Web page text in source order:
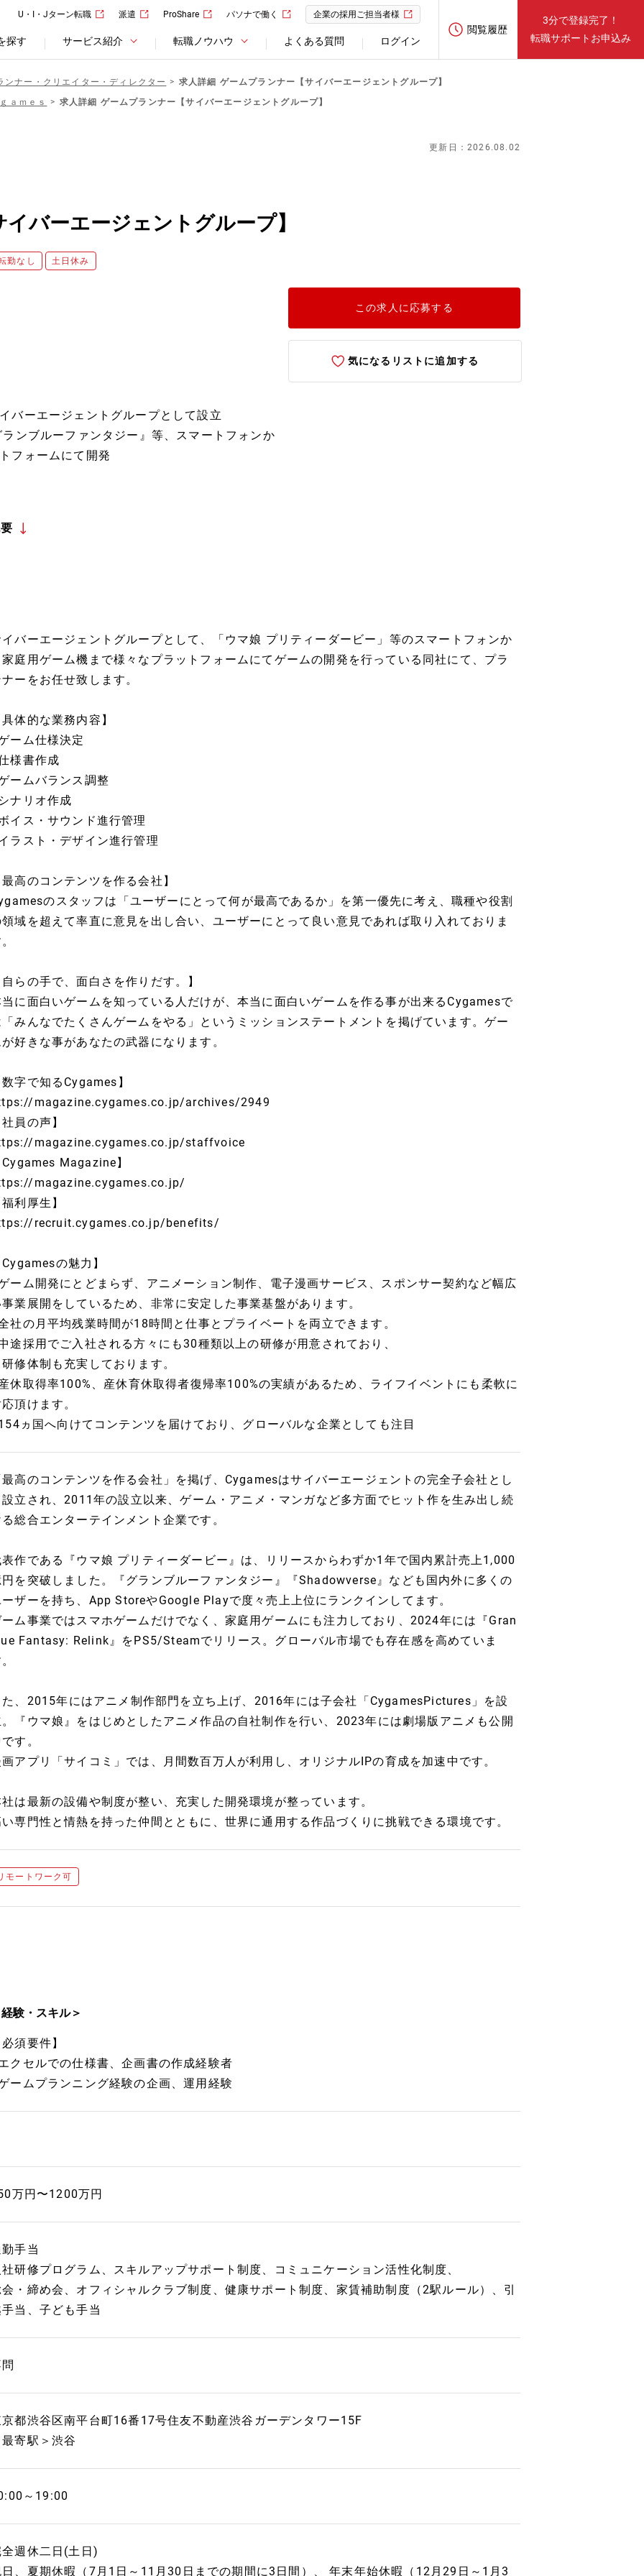
U・I・Jターン転職 派遣 ProShare パソナで働く 企業の採用ご担当者様
探す サービス紹介 転職ノウハウ よくある質問 ログイン
閲覧履歴
3分で登録完了！
転職サポートお申込み
ンナー・クリエイター・ディレクター
求人詳細 ゲームプランナー【サイバーエージェントグループ】
ａｍｅｓ 求人詳細 ゲームプランナー【サイバーエージェントグループ】
更新日：2026.08.02
バーエージェントグループ】
勤なし 土日休み
バーエージェントグループとして設立
ンブルーファンタジー』等、スマートフォンか
フォームにて開発
この求人に応募する
気になるリストに追加する
バーエージェントグループとして、「ウマ娘 プリティーダービー」等のスマートフォンか
家庭用ゲーム機まで様々なプラットフォームにてゲームの開発を行っている同社にて、プラ
ナーをお任せ致します。
具体的な業務内容】
ーム仕様決定
様書作成
ームバランス調整
ナリオ作成
イス・サウンド進行管理
ラスト・デザイン進行管理
最高のコンテンツを作る会社】
のスタッフは「ユーザーにとって何が最高であるか」を第一優先に考え、職種や役割
域を超えて率直に意見を出し合い、ユーザーにとって良い意見であれば取り入れておりま
自らの手で、面白さを作りだす。】
当に面白いゲームを知っている人だけが、本当に面白いゲームを作る事が出来るCygamesで
「みんなでたくさんゲームをやる」というミッションステートメントを掲げています。ゲー
が好きな事があなたの武器になります。
数字で知るCygames】
magazine.cygames.co.jp/archives/2949
社員の声】
magazine.cygames.co.jp/staffvoice
Cygames Magazine】
magazine.cygames.co.jp/
福利厚生】
recruit.cygames.co.jp/benefits/
Cygamesの魅力】
ーム開発にとどまらず、アニメーション制作、電子漫画サービス、スポンサー契約など幅広
事業展開をしているため、非常に安定した事業基盤があります。
社の月平均残業時間が18時間と仕事とプライベートを両立できます。
途採用でご入社される方々にも30種類以上の研修が用意されており、
修体制も充実しております。
休取得率100%、産休育休取得者復帰率100%の実績があるため、ライフイベントにも柔軟に
頂けます。
ヵ国へ向けてコンテンツを届けており、グローバルな企業としても注目
最高のコンテンツを作る会社」を掲げ、Cygamesはサイバーエージェントの完全子会社とし
設立され、2011年の設立以来、ゲーム・アニメ・マンガなど多方面でヒット作を生み出し続
る総合エンターテインメント企業です。
作である『ウマ娘 プリティーダービー』は、リリースからわずか1年で国内累計売上1,000
円を突破しました。『グランブルーファンタジー』『Shadowverse』なども国内外に多くの
ザーを持ち、App StoreやGoogle Playで度々売上上位にランクインしてます。
ム事業ではスマホゲームだけでなく、家庭用ゲームにも注力しており、2024年には『Gran
Fantasy: Relink』をPS5/Steamでリリース。グローバル市場でも存在感を高めていま
た、2015年にはアニメ制作部門を立ち上げ、2016年には子会社「CygamesPictures」を設
。『ウマ娘』をはじめとしたアニメ作品の自社制作を行い、2023年には劇場版アニメも公開
す。
アプリ「サイコミ」では、月間数百万人が利用し、オリジナルIPの育成を加速中です。
は最新の設備や制度が整い、充実した開発環境が整っています。
専門性と情熱を持った仲間とともに、世界に通用する作品づくりに挑戦できる環境です。
モートワーク可
経験・スキル＞
必須要件】
クセルでの仕様書、企画書の作成経験者
ームプランニング経験の企画、運用経験
万円〜1200万円
手当
社研修プログラム、スキルアップサポート制度、コミュニケーション活性化制度、
・締め会、オフィシャルクラブ制度、健康サポート制度、家賃補助制度（2駅ルール）、引
手当、子ども手当
京都渋谷区南平台町16番17号住友不動産渋谷ガーデンタワー15F
最寄駅＞渋谷
～19:00
全週休二日(土日)
日、夏期休暇（7月1日～11月30日までの期間に3日間）、 年末年始休暇（12月29日～1月3